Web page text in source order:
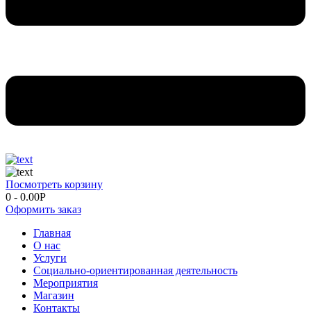
Посмотреть корзину
0 - 0.00Р
Оформить заказ
Главная
О нас
Услуги
Социально-ориентированная деятельность
Мероприятия
Магазин
Контакты